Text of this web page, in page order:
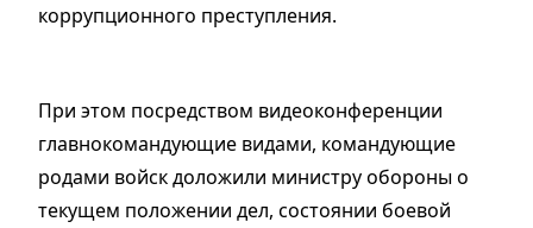
коррупционного преступления.
При этом посредством видеоконференции
главнокомандующие видами, командующие
родами войск доложили министру обороны о
текущем положении дел, состоянии боевой